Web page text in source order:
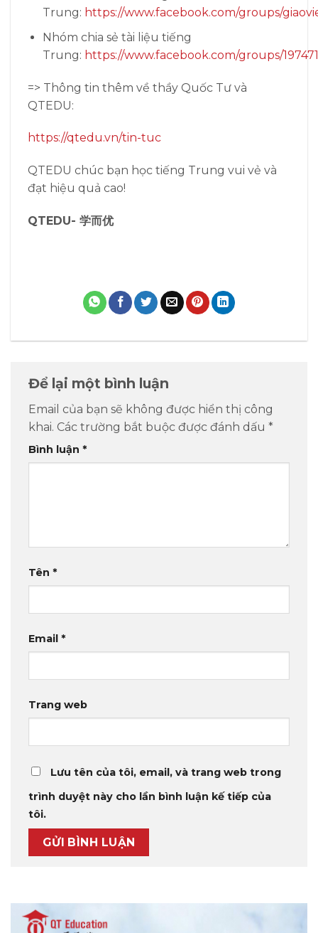
Trung: https://www.facebook.com/groups/
Nhóm chia sẻ tài liệu tiếng
Trung: https://www.facebook.com/groups/
=> Thông tin thêm về thầy Quốc Tư và
QTEDU:
https://qtedu.vn/tin-tuc
QTEDU chúc bạn học tiếng Trung vui vẻ và
đạt hiệu quả cao!
QTEDU- 学而优
Để lại một bình luận
Email của bạn sẽ không được hiển thị công
khai. Các trường bắt buộc được đánh dấu *
Bình luận *
Tên *
Email *
Trang web
Lưu tên của tôi, email, và trang web trong
trình duyệt này cho lần bình luận kế tiếp của
tôi.